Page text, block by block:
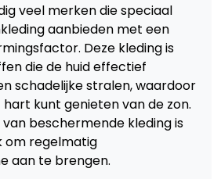
veel merken die speciaal
aanbieden met een
Deze kleding is
die de huid effectief
schadelijke stralen, waardoor
kunt genieten van de zon.
beschermende kleding is
om regelmatig
aan te brengen.